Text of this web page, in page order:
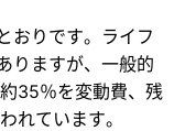
おりです。ライフ
りますが、一般的
35％を変動費、残
れています。